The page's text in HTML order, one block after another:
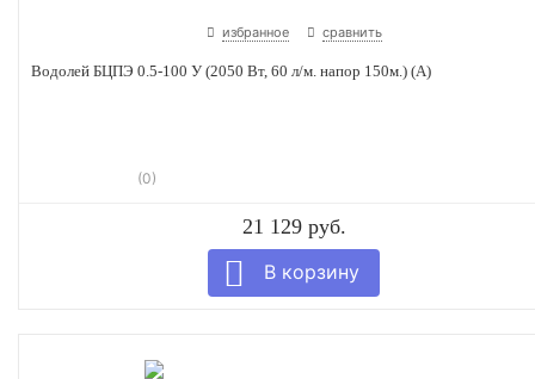
избранное сравнить
Водолей БЦПЭ 0.5-100 У (2050 Вт, 60 л/м. напор 150м.) (А)
(0)
21 129 руб.